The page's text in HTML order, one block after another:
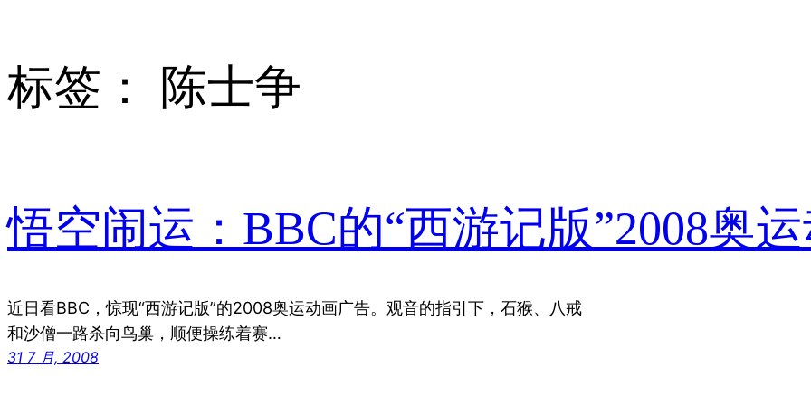
标签： 陈士争
悟空闹运：BBC的“西游记版”2008奥
近日看BBC，惊现“西游记版”的2008奥运动画广告。观音的指引下，石猴、八戒
和沙僧一路杀向鸟巢，顺便操练着赛…
31 7 月, 2008